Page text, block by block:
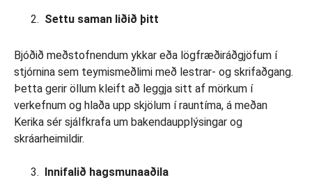
Settu saman liðið þitt
Bjóðið meðstofnendum ykkar eða lögfræðiráðgjöfum í
stjórnina sem teymismeðlimi með lestrar- og skrifaðgang.
Þetta gerir öllum kleift að leggja sitt af mörkum í
verkefnum og hlaða upp skjölum í rauntíma, á meðan
Kerika sér sjálfkrafa um bakendaupplýsingar og
skráarheimildir.
Innifalið hagsmunaaðila